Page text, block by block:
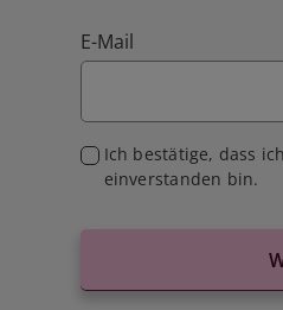
E-Mail
Ich bestätige, dass
einverstanden bin.